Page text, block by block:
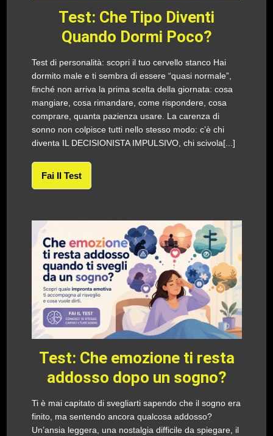
Test: Che Tipo Diventi
Quando Dormi Poco?
Test di personalità: scopri il tuo cervello stanco Hai
dormito male e ti sembra di essere “quasi normale”,
finché non arriva la prima scelta della giornata: cosa
mangiare, cosa rimandare, come rispondere, cosa
comprare, quanta pazienza usare. La carenza di
sonno non colpisce tutti nello stesso modo: c’è chi
diventa IL DECISIONISTA IMPULSIVO, chi scivola[...]
Fai Il Test
Test: Che emozione ti resta
addosso dopo un sogno?
Ti è mai capitato di svegliarti sapendo che il sogno era
finito, ma sentendo ancora qualcosa addosso?
Un’ansia leggera, una nostalgia difficile da spiegare, il